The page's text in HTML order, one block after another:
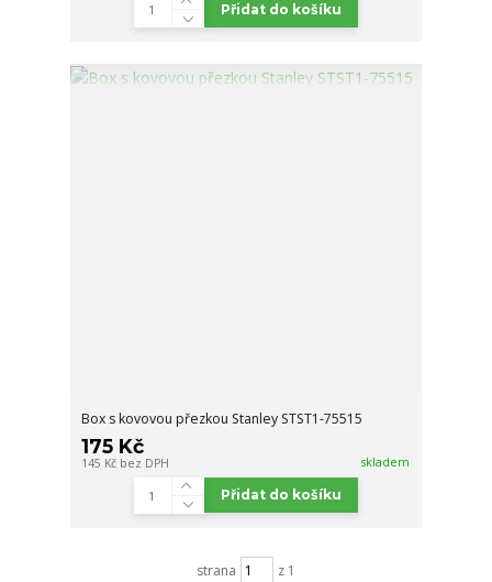
Přidat do košíku
Box s kovovou přezkou Stanley STST1-75515
175 Kč
145 Kč bez DPH skladem
Přidat do košíku
strana z 1